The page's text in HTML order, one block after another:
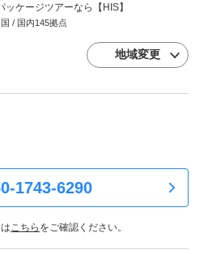
ッケージツアーなら【HIS】
/ 国内145拠点
地域変更
1743-6290
こちら をご確認ください。